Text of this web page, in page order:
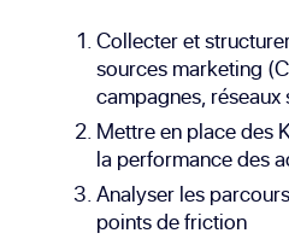
Collecter et
sources marketing
campagnes,
Mettre en place des
la performance des
Analyser les
points de friction